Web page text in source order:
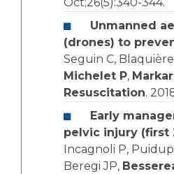
Oct;26(5):340-344.
Unmanned
(drones) to
Seguin C,
Michelet P,
Resuscitation.
Early
pelvic injury (first
Incagnoli P,
Beregi JP,